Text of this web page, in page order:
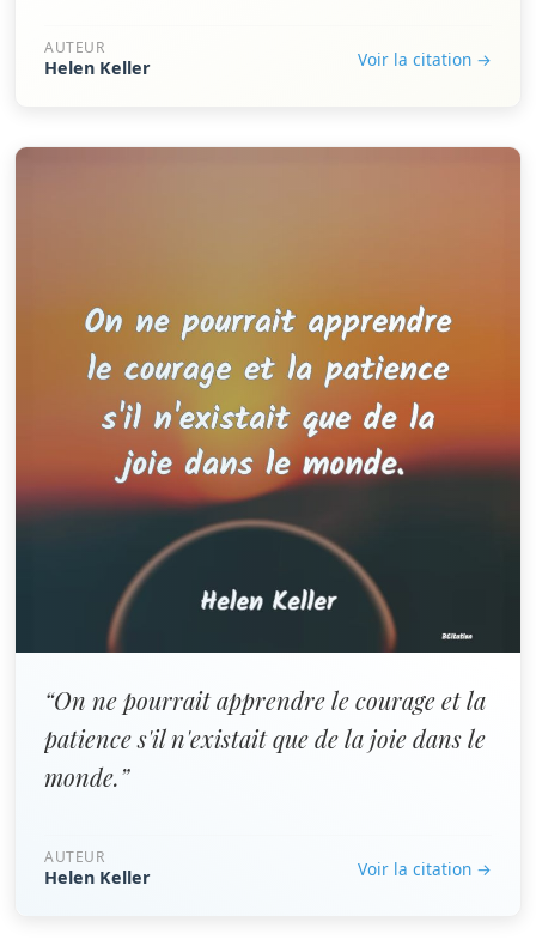
AUTEUR
Helen Keller Voir la citation →
“On ne pourrait apprendre le courage et la
patience s'il n'existait que de la joie dans le
monde.”
AUTEUR
Helen Keller Voir la citation →